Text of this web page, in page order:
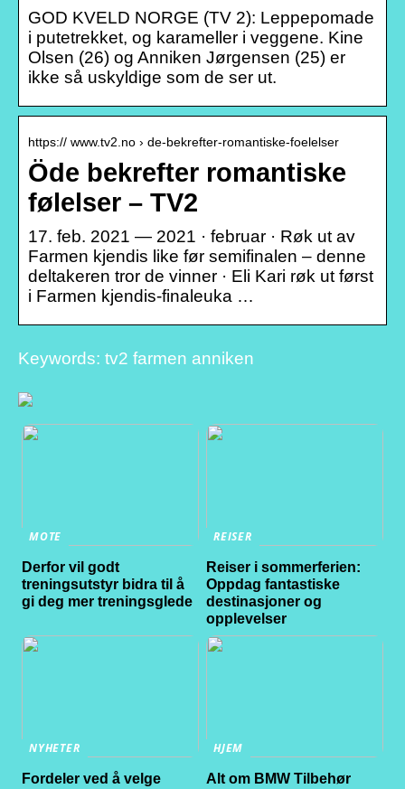
GOD KVELD NORGE (TV 2): Leppepomade
i putetrekket, og karameller i veggene. Kine
Olsen (26) og Anniken Jørgensen (25) er
ikke så uskyldige som de ser ut.
https:// www.tv2.no › de-bekrefter-romantiske-foelelser
Öde bekrefter romantiske
følelser – TV2
17. feb. 2021 — 2021 · februar · Røk ut av
Farmen kjendis like før semifinalen – denne
deltakeren tror de vinner · Eli Kari røk ut først
i Farmen kjendis-finaleuka …
Keywords: tv2 farmen anniken
MOTE
Derfor vil godt
treningsutstyr bidra til å
gi deg mer treningsglede
REISER
Reiser i sommerferien:
Oppdag fantastiske
destinasjoner og
opplevelser
NYHETER
Fordeler ved å velge
HJEM
Alt om BMW Tilbehør